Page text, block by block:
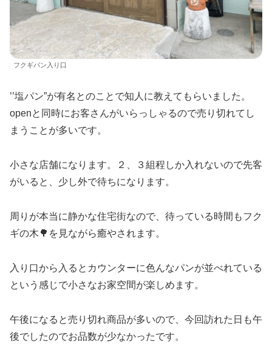
フクギパン入り口
’’塩パン”が有名とのことで知人に教えてもらいました。
openと同時にお客さんがいらっしゃるので売り切れてし
まうことが多いです。
小さな店舗になります。２、３組程しか入れないので先客
がいると、少し外で待ちになります。
周りが本当に静かな住宅街なので、待っている時間もフク
ギの木🌳を見ながら癒やされます。
入り口から入るとカウンターに色んなパンが並べれている
という感じで小さなお家空間が楽しめます。
午後になると売り切れ商品が多いので、今回訪れた日も午
後でしたのでお品数が少なかったです。